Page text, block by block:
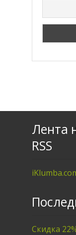
Лента
RSS
Скидка